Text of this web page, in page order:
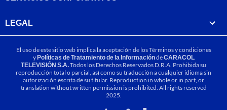
LEGAL
El uso de este sitio web implica la aceptación de losTérminos y condiciones
yPolíticas de Tratamiento de la InformacióndeCARACOL
TELEVISIÓN S.A.Todos los Derechos Reservados D.R.A. Prohibida su
reproducción total o parcial, así como su traducción a cualquier idioma sin
autorización escrita de su titular. Reproduction in whole or in part, or
translation without written permission is prohibited. All rights reserved
2025.